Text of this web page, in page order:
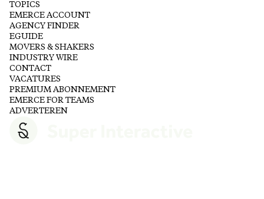
TOPICS
EMERCE ACCOUNT
AGENCY FINDER
EGUIDE
MOVERS & SHAKERS
INDUSTRY WIRE
CONTACT
VACATURES
PREMIUM ABONNEMENT
EMERCE FOR TEAMS
ADVERTEREN